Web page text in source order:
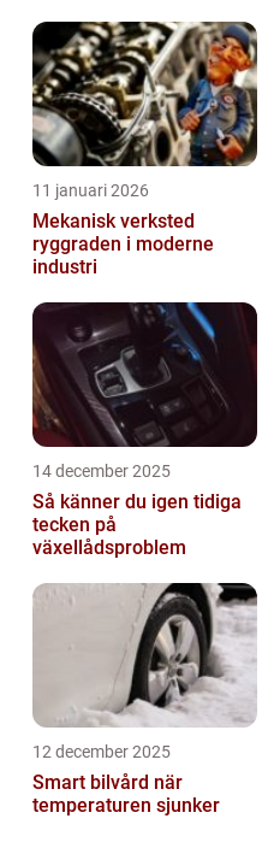
11 januari 2026
Mekanisk verksted
ryggraden i moderne
industri
14 december 2025
Så känner du igen tidiga
tecken på
växellådsproblem
12 december 2025
Smart bilvård när
temperaturen sjunker